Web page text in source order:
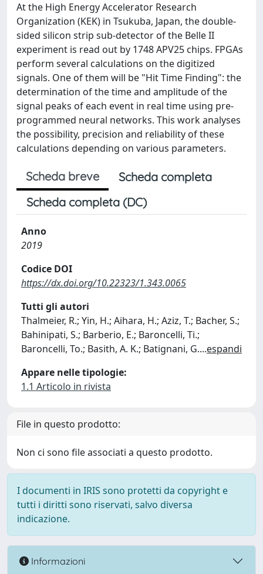
At the High Energy Accelerator Research
Organization (KEK) in Tsukuba, Japan, the double-
sided silicon strip sub-detector of the Belle II
experiment is read out by 1748 APV25 chips. FPGAs
perform several calculations on the digitized
signals. One of them will be "Hit Time Finding": the
determination of the time and amplitude of the
signal peaks of each event in real time using pre-
programmed neural networks. This work analyses
the possibility, precision and reliability of these
calculations depending on various parameters.
Scheda breve
Scheda completa
Scheda completa (DC)
Anno
2019
Codice DOI
https://dx.doi.org/10.22323/1.343.0065
Tutti gli autori
Thalmeier, R.; Yin, H.; Aihara, H.; Aziz, T.; Bacher, S.;
Bahinipati, S.; Barberio, E.; Baroncelli, Ti.;
Baroncelli, To.; Basith, A. K.; Batignani, G....espandi
Appare nelle tipologie:
1.1 Articolo in rivista
File in questo prodotto:
Non ci sono file associati a questo prodotto.
I documenti in IRIS sono protetti da copyright e
tutti i diritti sono riservati, salvo diversa
indicazione.
Informazioni